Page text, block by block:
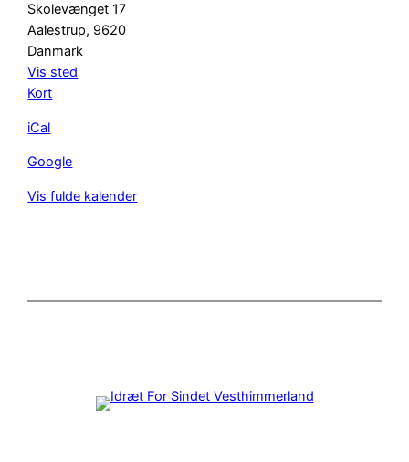
Skolevænget 17
Aalestrup, 9620
Danmark
Vis sted
KortAalestrup
iCal
Google
Vis fulde kalender